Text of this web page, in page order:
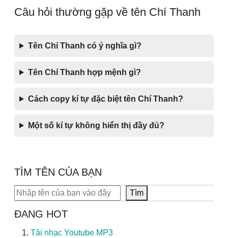
Câu hỏi thường gặp về tên Chí Thanh
Tên Chí Thanh có ý nghĩa gì?
Tên Chí Thanh hợp mệnh gì?
Cách copy kí tự đặc biệt tên Chí Thanh?
Một số kí tự không hiển thị đầy đủ?
TÌM TÊN CỦA BẠN
Tìm kiếm Tìm
ĐANG HOT
Tải nhạc Youtube MP3